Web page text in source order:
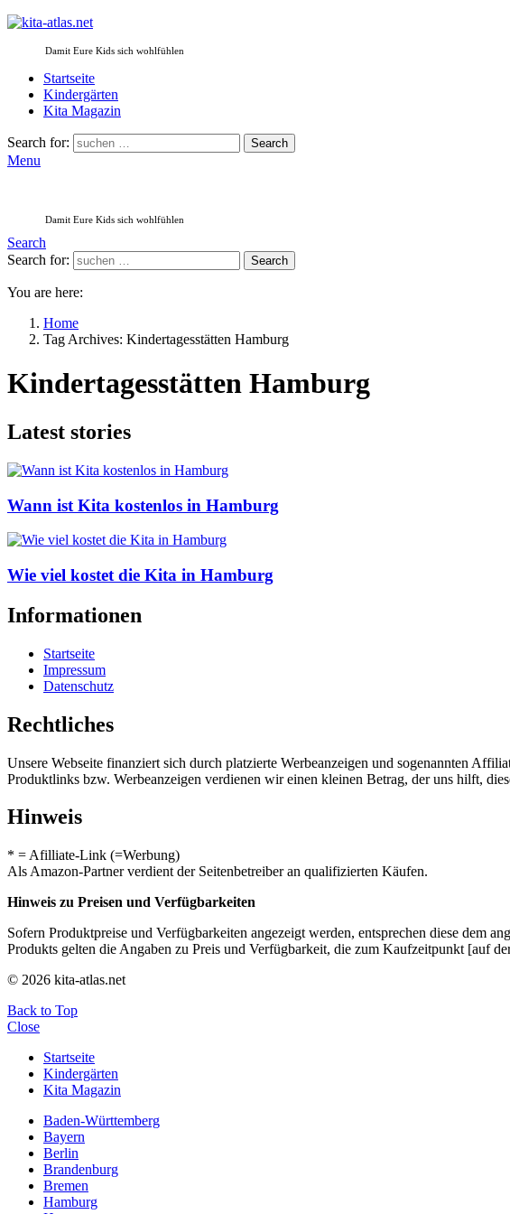
Damit Eure Kids sich wohlfühlen
Startseite
Kindergärten
Kita Magazin
Search for: Search
Menu
Damit Eure Kids sich wohlfühlen
Search
Search for:
Search
You are here:
Home
Tag Archives: Kindertagesstätten Hamburg
Kindertagesstätten Hamburg
Latest stories
Wann ist Kita kostenlos in Hamburg
Wie viel kostet die Kita in Hamburg
Informationen
Startseite
Impressum
Datenschutz
Rechtliches
Unsere Webseite finanziert sich durch platzierte Werbeanzeigen und sogenannten
Produktlinks bzw. Werbeanzeigen verdienen wir einen kleinen Betrag, der uns hilft,
Hinweis
* = Afilliate-Link (=Werbung)
Als Amazon-Partner verdient der Seitenbetreiber an qualifizierten Käufen.
Hinweis zu Preisen und Verfügbarkeiten
Sofern Produktpreise und Verfügbarkeiten angezeigt werden, entsprechen diese dem
Produkts gelten die Angaben zu Preis und Verfügbarkeit, die zum Kaufzeitpunkt [auf
© 2026 kita-atlas.net
Back to Top
Close
Startseite
Kindergärten
Kita Magazin
Baden-Württemberg
Bayern
Berlin
Brandenburg
Bremen
Hamburg